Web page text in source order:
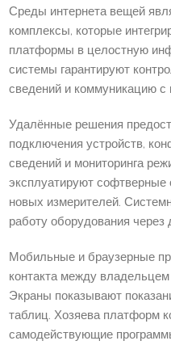
Среды интернета вещей
комплексы, которые
платформы в целостную
системы гарантируют
сведений и коммуникацию с
Удалённые решения
подключения устройств,
сведений и мониторинга
эксплуатируют
новых измерителей.
работу оборудования
Мобильные и браузерные
контакта между
Экраны показывают
таблиц. Хозяева платформ
самодействующие